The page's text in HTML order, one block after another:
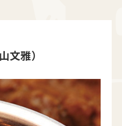
文雅）